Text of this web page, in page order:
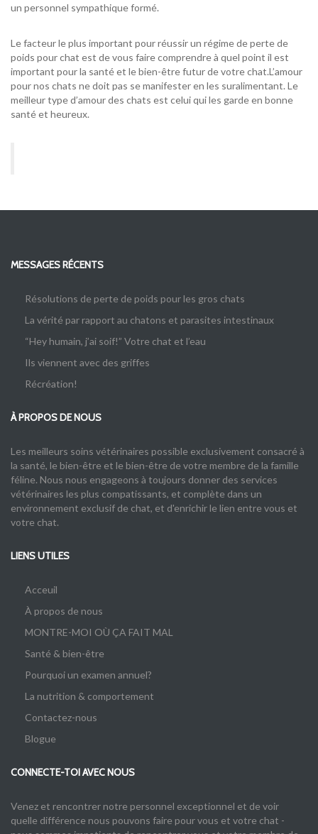
un personnel sympathique formé.
Le facteur le plus important pour réussir un régime de perte de
poids pour chat est de vous faire comprendre à quel point il est
important pour la santé et le bien-être futur de votre chat.L’amour
pour nos chats ne doit pas se manifester en les suralimentant. Le
meilleur type d’amour des chats est celui qui les garde en bonne
santé et heureux.
MESSAGES RÉCENTS
Résolutions de perte de poids pour les gros chats
La vérité par rapport au chatons et parasites intestinaux
“Hey humain, j’ai soif!” Votre chat et l’eau
Ils viennent avec des griffes
Récréation!
À PROPOS DE NOUS
Les meilleurs soins vétérinaires possible exclusivement consacré à
la santé, le bien-être et le bien-être de votre membre de la famille
féline. Nous nous engageons à toujours donner des services
vétérinaires les plus compatissants, et complète dans un
environnement exclusif de chat, et d'enrichir le lien entre vous et
votre chat.
LIENS UTILES
Acceuil
À propos de nous
MONTRE-MOI OÙ ÇA FAIT MAL
Santé & bien-être
Pourquoi un examen annuel?
La nutrition & comportement
Contactez-nous
Blogue
CONNECTE-TOI AVEC NOUS
Venez et rencontrer notre personnel exceptionnel et de voir
quelle différence nous pouvons faire pour vous et votre chat -